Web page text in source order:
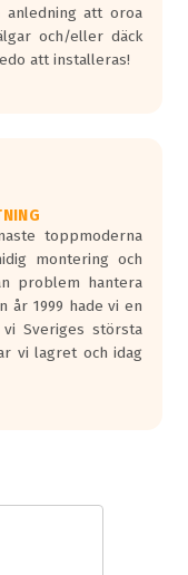
att oroa
och/eller däck
att installeras!
toppmoderna
montering och
problem hantera
år 1999 hade vi en
Sveriges största
vi lagret och idag